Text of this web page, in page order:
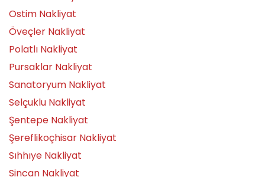
Ostim Nakliyat
Öveçler Nakliyat
Polatlı Nakliyat
Pursaklar Nakliyat
Sanatoryum Nakliyat
Selçuklu Nakliyat
Şentepe Nakliyat
Şereflikoçhisar Nakliyat
Sıhhıye Nakliyat
Sincan Nakliyat